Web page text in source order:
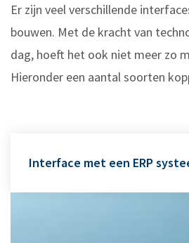
Er zijn veel verschillende
bouwen. Met de kracht van
dag, hoeft het ook niet meer zo
Hieronder een aantal soorten
Interface met een ERP